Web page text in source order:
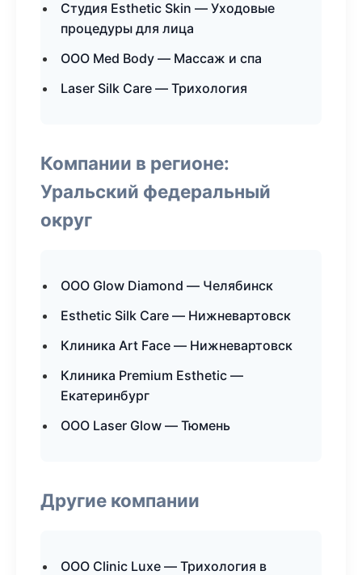
Студия Esthetic Skin — Уходовые
процедуры для лица
ООО Med Body — Массаж и спа
Laser Silk Care — Трихология
Компании в регионе:
Уральский федеральный
округ
ООО Glow Diamond — Челябинск
Esthetic Silk Care — Нижневартовск
Клиника Art Face — Нижневартовск
Клиника Premium Esthetic —
Екатеринбург
ООО Laser Glow — Тюмень
Другие компании
ООО Clinic Luxe — Трихология в